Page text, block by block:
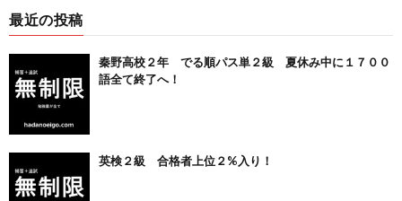
最近の投稿
秦野高校２年 でる順パス単２級 夏休み中に１７００
語全て終了へ！
英検２級 合格者上位２%入り！